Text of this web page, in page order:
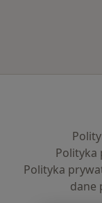
Polityka
Polityka
dane